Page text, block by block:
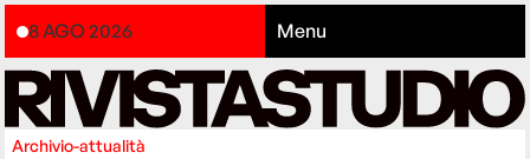
8 AGO 2026 Menu
Archivio-attualità